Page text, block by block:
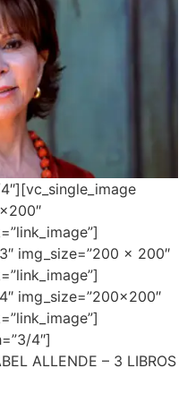
img_size=”200 x 200″
img_size=”200×200″
4″]
ALLENDE – 3 LIBROS